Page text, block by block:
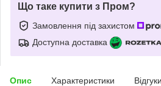
Що таке купити з Пром?
Замовлення під захистом
Доступна доставка
Опис Характеристики